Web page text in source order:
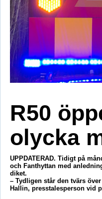
R50
olycka
UPPDATERAD. Tidigt på
och Fanthyttan med
diket.
– Tydligen står den tvärs
Hallin, presstalesperson vid